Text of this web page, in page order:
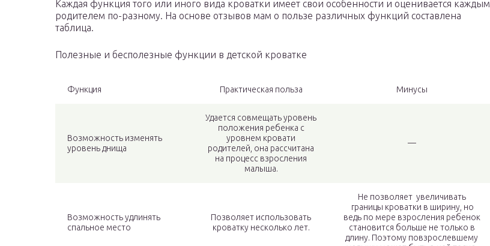
Каждая функция того или иного вида кроватки имеет свои особенности и оценивается каждым
родителем по-разному. На основе отзывов мам о пользе различных функций составлена
таблица.
Полезные и бесполезные функции в детской кроватке
Функция Практическая польза Минусы
Возможность изменять
уровень днища
Удается совмещать уровень
положения ребенка с
уровнем кровати
родителей, она рассчитана
на процесс взросления
малыша.
—
Возможность удлинять
спальное место
Позволяет использовать
кроватку несколько лет.
Не позволяет увеличивать
границы кроватки в ширину, но
ведь по мере взросления ребенок
становится больше не только в
длину. Поэтому повзрослевшему